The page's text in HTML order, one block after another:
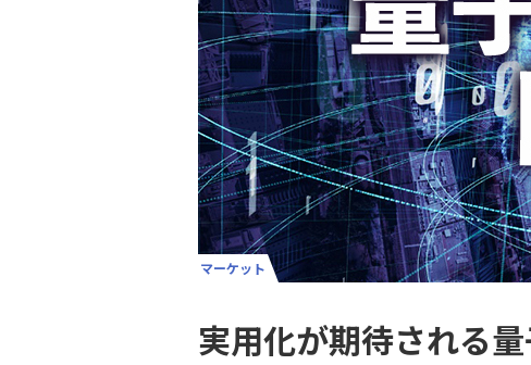
マーケット
実用化が期待される